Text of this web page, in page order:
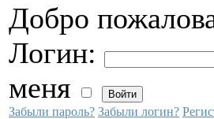
Добро
Логин:
меня
Забыли пароль? Забыли логин?